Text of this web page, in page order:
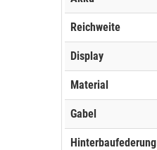
Reichweite
Display
Material
Gabel
Hinterbaufederung